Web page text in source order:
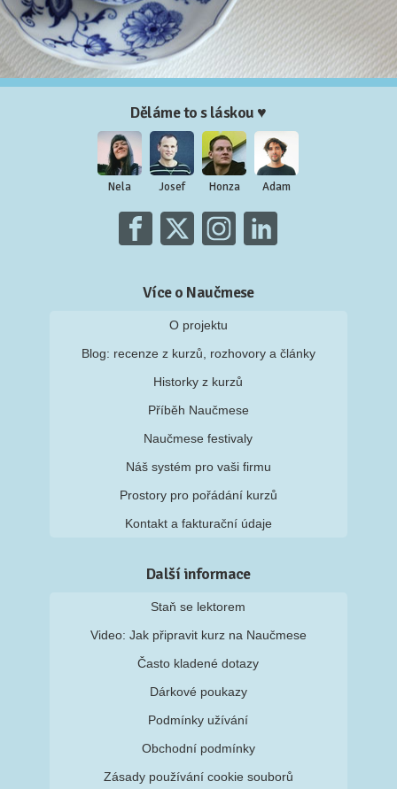
Děláme to s láskou ♥
Nela Josef Honza Adam
Více o Naučmese
O projektu
Blog: recenze z kurzů, rozhovory a články
Historky z kurzů
Příběh Naučmese
Naučmese festivaly
Náš systém pro vaši firmu
Prostory pro pořádání kurzů
Kontakt a fakturační údaje
Další informace
Staň se lektorem
Video: Jak připravit kurz na Naučmese
Často kladené dotazy
Dárkové poukazy
Podmínky užívání
Obchodní podmínky
Zásady používání cookie souborů